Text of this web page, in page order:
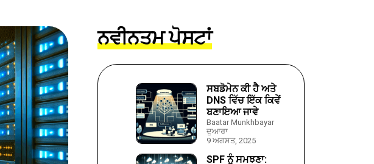
ਨਵੀਨਤਮ ਪੋਸਟਾਂ
ਸਬਡੋਮੇਨ ਕੀ ਹੈ ਅਤੇ
DNS ਵਿੱਚ ਇੱਕ ਕਿਵੇਂ
ਬਣਾਇਆ ਜਾਵੇ
Baatar Munkhbayar
ਦੁਆਰਾ
9 ਅਗਸਤ, 2025
SPF ਨੂੰ ਸਮਝਣਾ: